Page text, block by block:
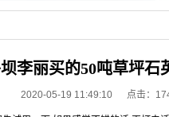
李丽买的50吨草坪石
2020-05-19 11:49:10 点击：